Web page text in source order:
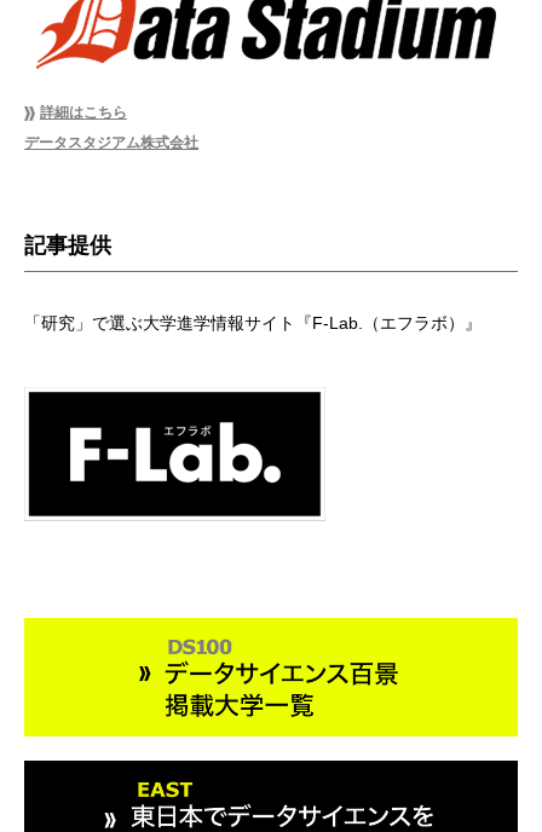
詳細はこちら
データスタジアム株式会社
記事提供
「研究」で選ぶ大学進学情報サイト『F-Lab.（エフラボ）』